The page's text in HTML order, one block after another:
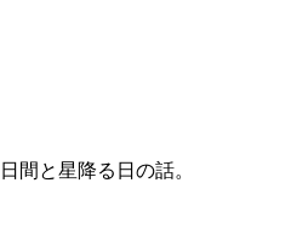
間と星降る日の話。